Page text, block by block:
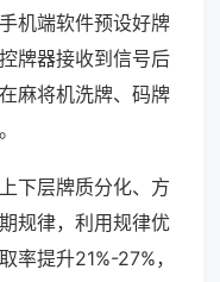
机端软件预设好牌
牌器接收到信号后
麻将机洗牌、码牌
下层牌质分化、方
规律，利用规律优
率提升21%-27%，